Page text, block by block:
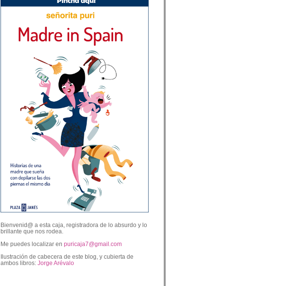
Bienvenid@ a esta caja, registradora de lo absurdo y lo
brillante que nos rodea.
Me puedes localizar en puricaja7@gmail.com
Ilustración de cabecera de este blog, y cubierta de
ambos libros: Jorge Arévalo